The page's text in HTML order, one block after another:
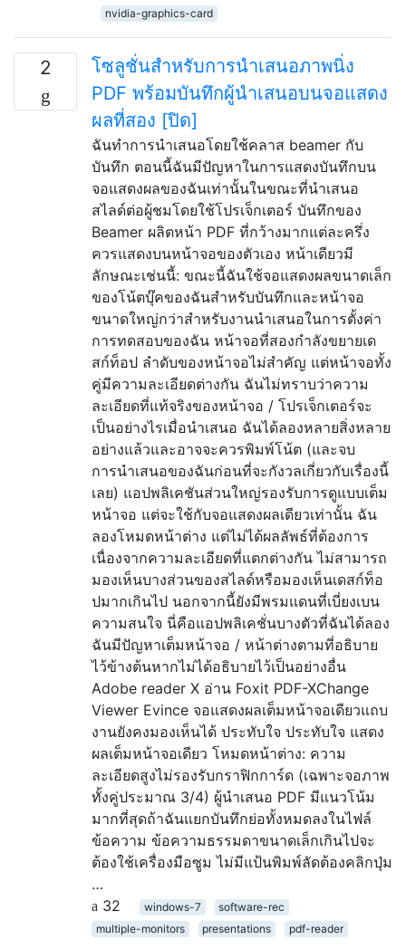
nvidia-graphics-card
2
โซลูชั่นสำหรับการนำเสนอภาพนิ่ง
PDF พร้อมบันทึกผู้นำเสนอบนจอแสดง
ผลที่สอง [ปิด]
ฉันทำการนำเสนอโดยใช้คลาส beamer กับ
บันทึก ตอนนี้ฉันมีปัญหาในการแสดงบันทึกบน
จอแสดงผลของฉันเท่านั้นในขณะที่นำเสนอ
สไลด์ต่อผู้ชมโดยใช้โปรเจ็กเตอร์ บันทึกของ
Beamer ผลิตหน้า PDF ที่กว้างมากแต่ละครึ่ง
ควรแสดงบนหน้าจอของตัวเอง หน้าเดียวมี
ลักษณะเช่นนี้: ขณะนี้ฉันใช้จอแสดงผลขนาดเล็ก
ของโน้ตบุ๊คของฉันสำหรับบันทึกและหน้าจอ
ขนาดใหญ่กว่าสำหรับงานนำเสนอในการตั้งค่า
การทดสอบของฉัน หน้าจอที่สองกำลังขยายเด
สก์ท็อป ลำดับของหน้าจอไม่สำคัญ แต่หน้าจอทั้ง
คู่มีความละเอียดต่างกัน ฉันไม่ทราบว่าความ
ละเอียดที่แท้จริงของหน้าจอ / โปรเจ็กเตอร์จะ
เป็นอย่างไรเมื่อนำเสนอ ฉันได้ลองหลายสิ่งหลาย
อย่างแล้วและอาจจะควรพิมพ์โน้ต (และจบ
การนำเสนอของฉันก่อนที่จะกังวลเกี่ยวกับเรื่องนี้
เลย) แอปพลิเคชันส่วนใหญ่รองรับการดูแบบเต็ม
หน้าจอ แต่จะใช้กับจอแสดงผลเดียวเท่านั้น ฉัน
ลองโหมดหน้าต่าง แต่ไม่ได้ผลลัพธ์ที่ต้องการ
เนื่องจากความละเอียดที่แตกต่างกัน ไม่สามารถ
มองเห็นบางส่วนของสไลด์หรือมองเห็นเดสก์ท็อ
ปมากเกินไป นอกจากนี้ยังมีพรมแดนที่เบี่ยงเบน
ความสนใจ นี่คือแอปพลิเคชั่นบางตัวที่ฉันได้ลอง
ฉันมีปัญหาเต็มหน้าจอ / หน้าต่างตามที่อธิบาย
ไว้ข้างต้นหากไม่ได้อธิบายไว้เป็นอย่างอื่น
Adobe reader X อ่าน Foxit PDF-XChange
Viewer Evince จอแสดงผลเต็มหน้าจอเดียวแถบ
งานยังคงมองเห็นได้ ประทับใจ ประทับใจ แสดง
ผลเต็มหน้าจอเดียว โหมดหน้าต่าง: ความ
ละเอียดสูงไม่รองรับกราฟิกการ์ด (เฉพาะจอภาพ
ทั้งคู่ประมาณ 3/4) ผู้นำเสนอ PDF มีแนวโน้ม
มากที่สุดถ้าฉันแยกบันทึกย่อทั้งหมดลงในไฟล์
ข้อความ ข้อความธรรมดาขนาดเล็กเกินไปจะ
ต้องใช้เครื่องมือซูม ไม่มีแป้นพิมพ์ลัดต้องคลิกปุ่ม
…
32
windows-7
software-rec
multiple-monitors
presentations pdf-reader